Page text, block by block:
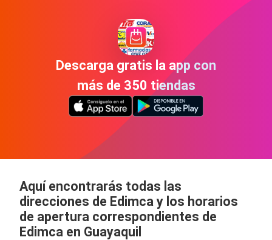
Descarga gratis la app con
más de 350 tiendas
Aquí encontrarás todas las
direcciones de Edimca y los horarios
de apertura correspondientes de
Edimca en Guayaquil